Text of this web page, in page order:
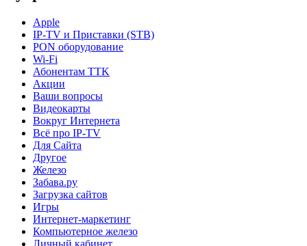
Apple
IP-TV и Приставки (STB)
PON оборудование
Wi-Fi
Абонентам TTK
Акции
Ваши вопросы
Видеокарты
Вокруг Интернета
Всё про IP-TV
Для Сайта
Другое
Железо
Забава.ру
Загрузка сайтов
Игры
Интернет-маркетинг
Компьютерное железо
Личный кабинет